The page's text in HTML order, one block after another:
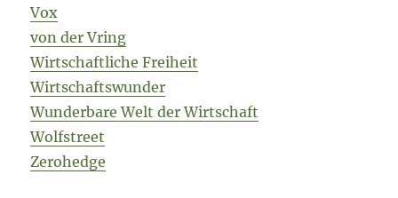
Vox
von der Vring
Wirtschaftliche Freiheit
Wirtschaftswunder
Wunderbare Welt der Wirtschaft
Wolfstreet
Zerohedge